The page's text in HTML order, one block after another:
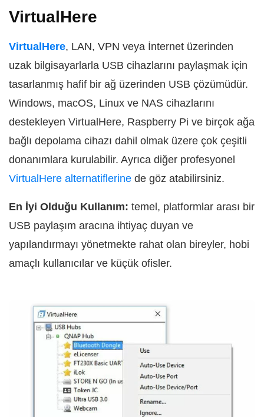
VirtualHere
VirtualHere, LAN, VPN veya İnternet üzerinden
uzak bilgisayarlarla USB cihazlarını paylaşmak için
tasarlanmış hafif bir ağ üzerinden USB çözümüdür.
Windows, macOS, Linux ve NAS cihazlarını
destekleyen VirtualHere, Raspberry Pi ve birçok ağa
bağlı depolama cihazı dahil olmak üzere çok çeşitli
donanımlara kurulabilir. Ayrıca diğer profesyonel
VirtualHere alternatiflerine de göz atabilirsiniz.
En İyi Olduğu Kullanım: temel, platformlar arası bir
USB paylaşım aracına ihtiyaç duyan ve
yapılandırmayı yönetmekte rahat olan bireyler, hobi
amaçlı kullanıcılar ve küçük ofisler.